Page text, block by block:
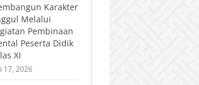
Karakter
Melalui
Pembinaan
Peserta Didik
XI
17, 2026